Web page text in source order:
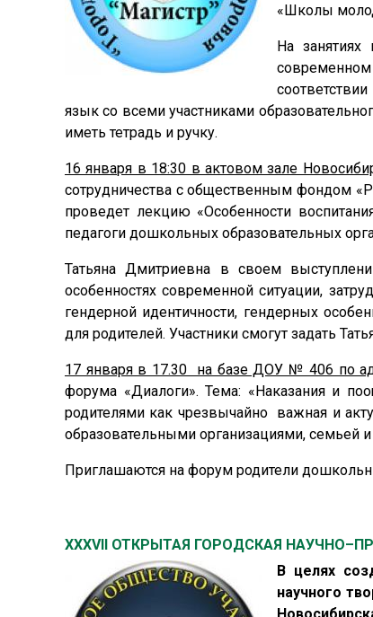
«Школы
На
язык со всеми участниками
иметь тетрадь и ручку.
16 января в 18:30 в актовом зале
сотрудничества с общественным фондом
проведет лекцию «Особенности
педагоги дошкольных образовательных
Татьяна Дмитриевна в своем
особенностях современной ситуации,
гендерной идентичности, гендерных
для родителей. Участники смогут задать
17 января в 17.30 на базе ДОУ № 406 по
форума «Диалоги». Тема: «Наказания и
родителями как чрезвычайно важная и
образовательными организациями, семьей
Приглашаются на форум родители
XXXVII ОТКРЫТАЯ ГОРОДСКАЯ
В целях
научного